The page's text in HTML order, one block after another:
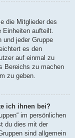
die Mitglieder des
Einheiten aufteilt.
und jeder Gruppe
es den
auf einmal zu
Bereichs zu machen
zu geben.
ich ihnen bei?
im persönlichen
du dies mit der
sind allgemein